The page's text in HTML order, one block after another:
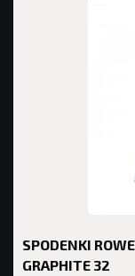
SPODENKI
GRAPHITE 32